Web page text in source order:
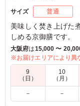
サイズ 普通
美味しく焚き上げた
しめる京御膳です。
ご飯が少なめとなっ
となっています。
5.0
バランスも、味付
大阪府は15,000 〜
※お届けエリアにより異
9
（日）
10
（月）
－ －